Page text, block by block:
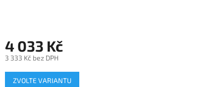
4 033 Kč
3 333 Kč bez DPH
Měrná
cena:
ZVOLTE VARIANTU